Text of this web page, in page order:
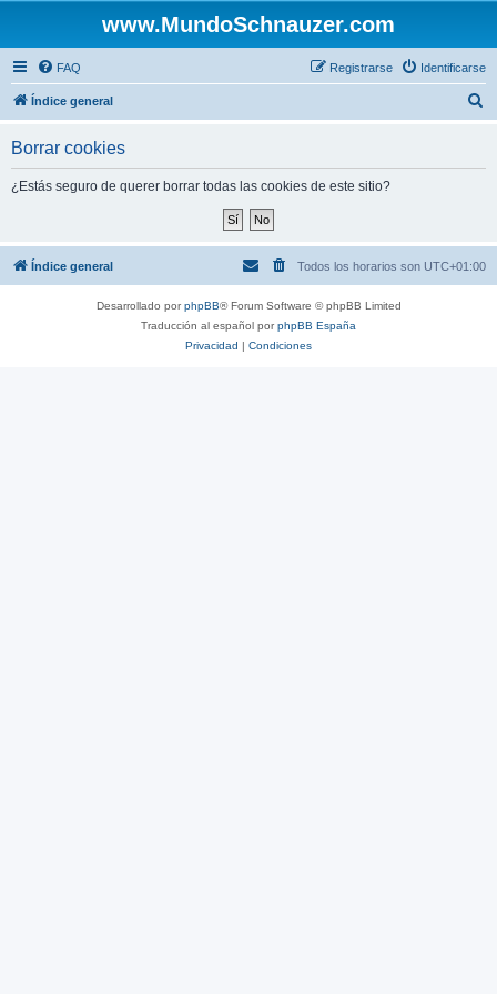
www.MundoSchnauzer.com
FAQ Identificarse
Registrarse
Índice general
Borrar cookies
¿Estás seguro de querer borrar todas las cookies de este sitio?
Índice general Todos los horarios son UTC+01:00
Desarrollado porphpBB® Forum Software © phpBB Limited
Traducción al español porphpBB España
Privacidad | Condiciones